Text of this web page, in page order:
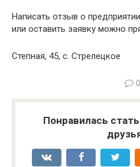
Написать отзыв о
или оставить заявку можно
Степная, 45, с. Стрелецкое
0
Понравилась